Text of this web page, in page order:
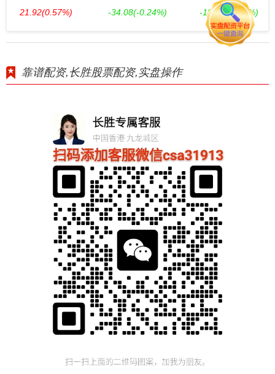
21.92(0.57%) -34.08(-0.24%) -19.58(-0.55%)
靠谱配资,长胜股票配资,实盘操作